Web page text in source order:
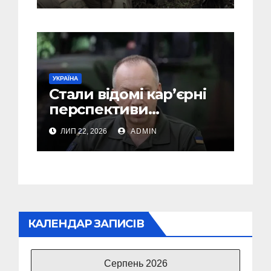
не може бути
УКРАЇНА
Стали відомі кар’єрні
перспективи
Сирського після
звільнення з посади
Головкому ВСУ
ЛИП 22, 2026 ADMIN
КАЛЕНДАР ЗАПИСІВ
Серпень 2026